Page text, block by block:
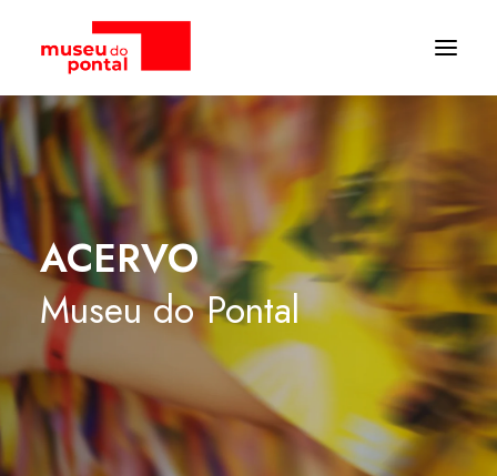
ACERVO
Museu do Pontal